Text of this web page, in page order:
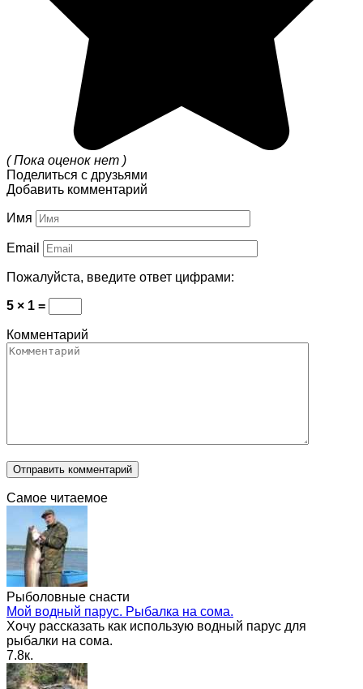
( Пока оценок нет )
Поделиться с друзьями
Добавить комментарий
Имя
Email
Пожалуйста, введите ответ цифрами:
5 × 1 =
Комментарий
Самое читаемое
Рыболовные снасти
Мой водный парус. Рыбалка на сома.
Хочу рассказать как использую водный парус для
рыбалки на сома.
7.8к.